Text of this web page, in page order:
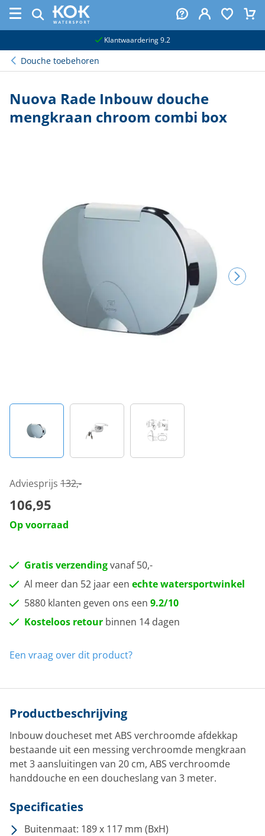
Klantwaardering 9.2
Douche toebehoren
Nuova Rade Inbouw douche
mengkraan chroom combi box
Adviesprijs 132,-
106,95
Op voorraad
Gratis verzendingvanaf 50,-
Al meer dan 52 jaar een echte watersportwinkel
5880 klanten geven ons een 9.2/10
Kosteloos retour binnen 14 dagen
Een vraag over dit product?
Productbeschrijving
Inbouw doucheset met ABS verchroomde afdekkap
bestaande uit een messing verchroomde mengkraan
met 3 aansluitingen van 20 cm, ABS verchroomde
handdouche en een doucheslang van 3 meter.
Specificaties
Buitenmaat: 189 x 117 mm (BxH)